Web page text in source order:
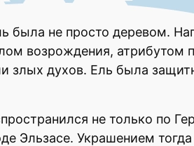
была не просто деревом.
возрождения, атрибутом
злых духов. Ель была
не только по
Эльзасе. Украшением